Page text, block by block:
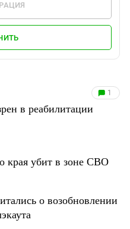
1
в реабилитации
края убит в зоне СВО
о возобновлении